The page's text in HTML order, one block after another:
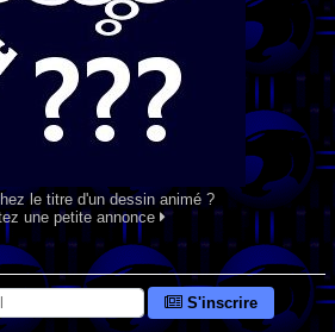
le titre d'un dessin animé ?
une petite annonce
S'inscrire